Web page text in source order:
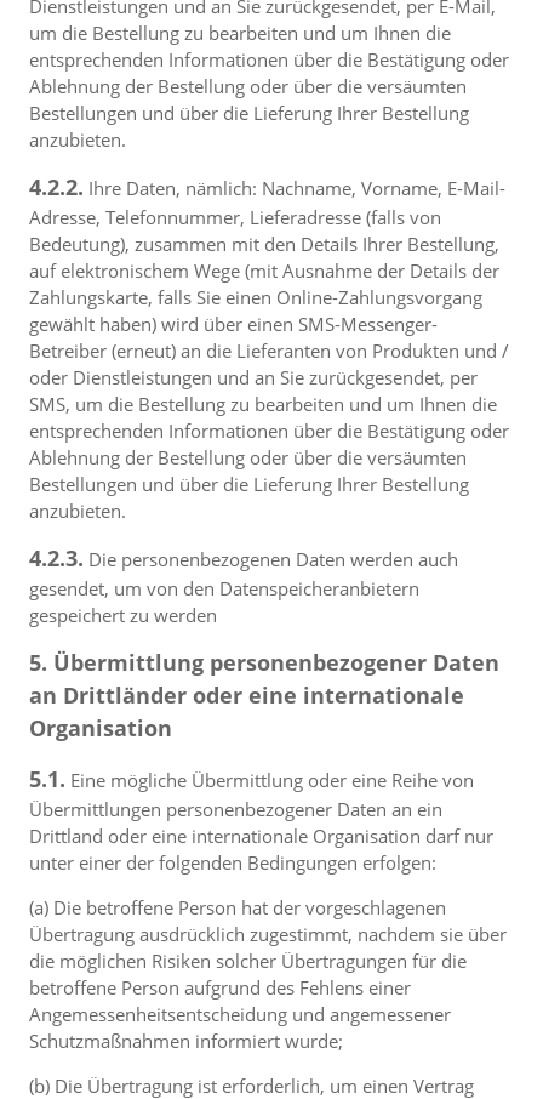
Dienstleistungen und an Sie zurückgesendet, per E-Mail,
um die Bestellung zu bearbeiten und um Ihnen die
entsprechenden Informationen über die Bestätigung oder
Ablehnung der Bestellung oder über die versäumten
Bestellungen und über die Lieferung Ihrer Bestellung
anzubieten.
4.2.2. Ihre Daten, nämlich: Nachname, Vorname, E-Mail-
Adresse, Telefonnummer, Lieferadresse (falls von
Bedeutung), zusammen mit den Details Ihrer Bestellung,
auf elektronischem Wege (mit Ausnahme der Details der
Zahlungskarte, falls Sie einen Online-Zahlungsvorgang
gewählt haben) wird über einen SMS-Messenger-
Betreiber (erneut) an die Lieferanten von Produkten und /
oder Dienstleistungen und an Sie zurückgesendet, per
SMS, um die Bestellung zu bearbeiten und um Ihnen die
entsprechenden Informationen über die Bestätigung oder
Ablehnung der Bestellung oder über die versäumten
Bestellungen und über die Lieferung Ihrer Bestellung
anzubieten.
4.2.3. Die personenbezogenen Daten werden auch
gesendet, um von den Datenspeicheranbietern
gespeichert zu werden
5. Übermittlung personenbezogener Daten
an Drittländer oder eine internationale
Organisation
5.1. Eine mögliche Übermittlung oder eine Reihe von
Übermittlungen personenbezogener Daten an ein
Drittland oder eine internationale Organisation darf nur
unter einer der folgenden Bedingungen erfolgen:
(a) Die betroffene Person hat der vorgeschlagenen
Übertragung ausdrücklich zugestimmt, nachdem sie über
die möglichen Risiken solcher Übertragungen für die
betroffene Person aufgrund des Fehlens einer
Angemessenheitsentscheidung und angemessener
Schutzmaßnahmen informiert wurde;
(b) Die Übertragung ist erforderlich, um einen Vertrag